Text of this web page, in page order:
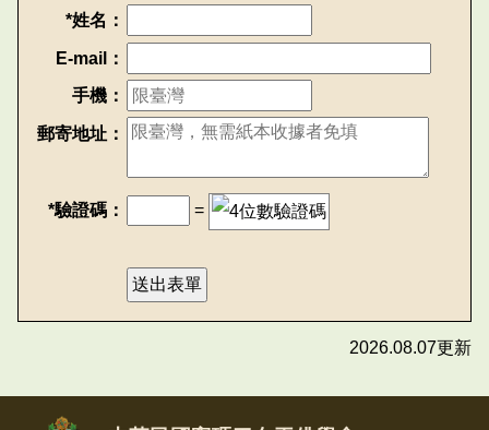
*姓名：
E-mail：
手機：
郵寄地址：
*驗證碼： =
2026.08.07更新